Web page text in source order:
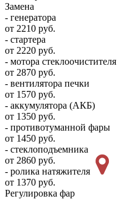
Замена
- генератора
от 2210 руб.
- стартера
от 2220 руб.
- мотора стеклоочистителя
от 2870 руб.
- вентилятора печки
от 1570 руб.
- аккумулятора (АКБ)
от 1350 руб.
- противотуманной фары
от 1450 руб.
- стеклоподъемника
от 2860 руб.
- ролика натяжителя
от 1370 руб.
Регулировка фар